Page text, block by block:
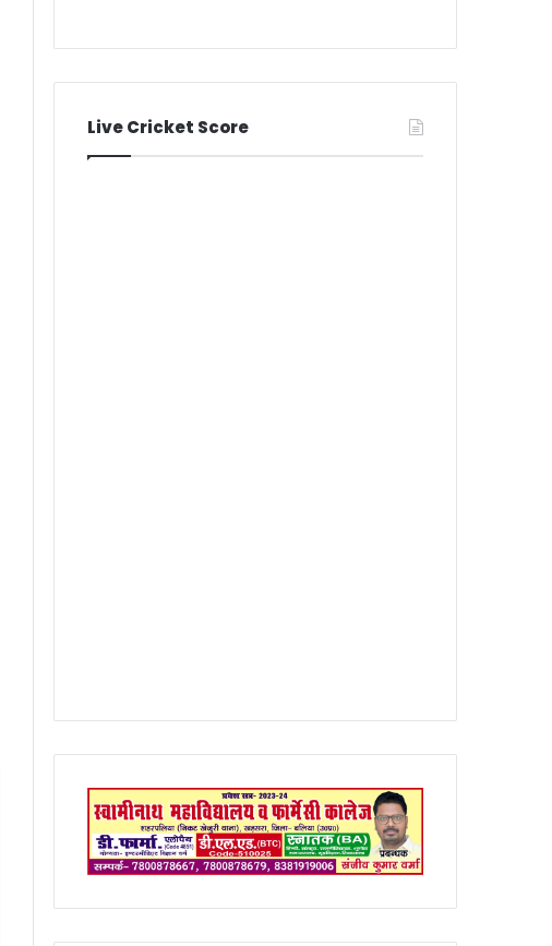
Live Cricket Score